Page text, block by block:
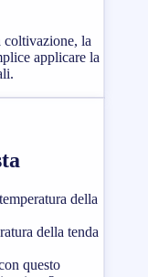
coltivazione, la
applicare la
della
della tenda
questo